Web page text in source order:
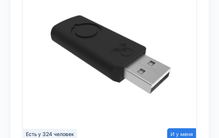
Есть у 324 человек И у меня